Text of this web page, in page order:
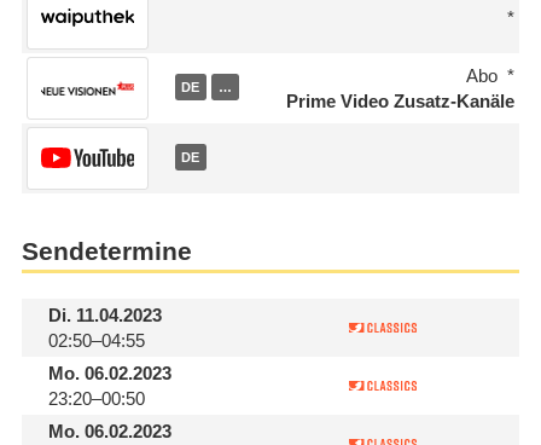
DE …
Abo
Prime Video Zusatz-Kanäle
DE
Sendetermine
Di.11.04.2023
02:50–04:55
Mo.06.02.2023
23:20–00:50
Mo.06.02.2023